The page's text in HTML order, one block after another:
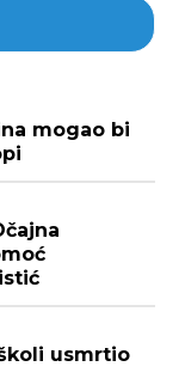
mogao bi
usmrtio